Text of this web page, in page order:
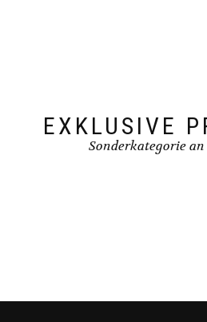
EXKLUSIVE
Sonderkategorie